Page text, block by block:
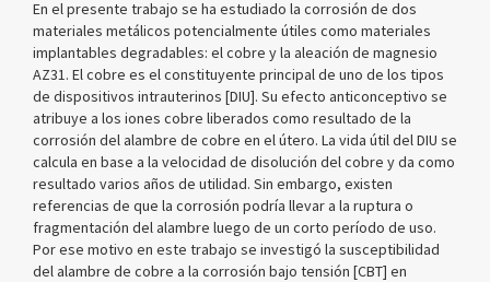
En el presente trabajo se ha estudiado la corrosión de dos
materiales metálicos potencialmente útiles como materiales
implantables degradables: el cobre y la aleación de magnesio
AZ31. El cobre es el constituyente principal de uno de los tipos
de dispositivos intrauterinos [DIU]. Su efecto anticonceptivo se
atribuye a los iones cobre liberados como resultado de la
corrosión del alambre de cobre en el útero. La vida útil del DIU se
calcula en base a la velocidad de disolución del cobre y da como
resultado varios años de utilidad. Sin embargo, existen
referencias de que la corrosión podría llevar a la ruptura o
fragmentación del alambre luego de un corto período de uso.
Por ese motivo en este trabajo se investigó la susceptibilidad
del alambre de cobre a la corrosión bajo tensión [CBT] en